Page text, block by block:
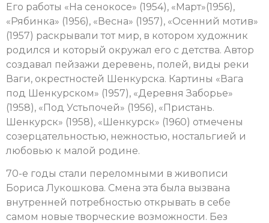
Его работы «На сенокосе» (1954), «Март»(1956),
«Рябинка» (1956), «Весна» (1957), «Осенний мотив»
(1957) раскрывали тот мир, в котором художник
родился и который окружал его с детства. Автор
создавал пейзажи деревень, полей, виды реки
Ваги, окрестностей Шенкурска. Картины «Вага
под Шенкурском» (1957), «Деревня Заборье»
(1958), «Под Устьпочей» (1956), «Пристань.
Шенкурск» (1958), «Шенкурск» (1960) отмечены
созерцательностью, нежностью, ностальгией и
любовью к малой родине.
70-е годы стали переломными в живописи
Бориса Лукошкова. Смена эта была вызвана
внутренней потребностью открывать в себе
самом новые творческие возможности. Без